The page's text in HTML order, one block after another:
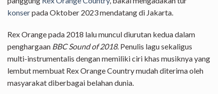
konserpada Oktober 2023 mendatang di Jakarta.
Rex Orange pada 2018 lalu muncul diurutan kedua dalam
penghargaan BBC Sound of 2018. Penulis lagu sekaligus
multi-instrumentalis dengan memiliki ciri khas musiknya yang
lembut membuat Rex Orange Country mudah diterima oleh
masyarakat diberbagai belahan dunia.